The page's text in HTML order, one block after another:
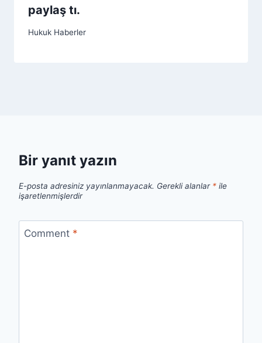
paylaş tı.
Hukuk Haberler
Bir yanıt yazın
E-posta adresiniz yayınlanmayacak. Gerekli alanlar * ile
işaretlenmişlerdir
Comment *